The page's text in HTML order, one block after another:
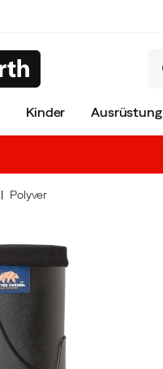
Kinder Ausrüstung
Polyver